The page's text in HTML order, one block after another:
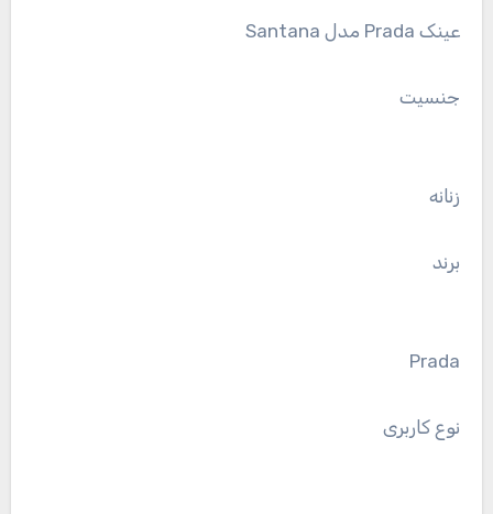
عینک Prada مدل Santana
جنسیت
زنانه
برند
Prada
نوع کاربری